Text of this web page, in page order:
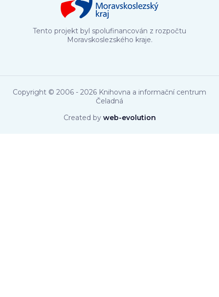
Tento projekt byl spolufinancován z rozpočtu
Moravskoslezského kraje.
Copyright © 2006 - 2026 Knihovna a informační centrum
Čeladná
Created by web-evolution